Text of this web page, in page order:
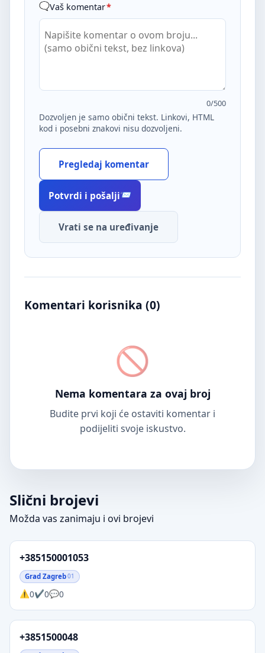
Vaš komentar*
0/500
Dozvoljen je samo obični tekst. Linkovi, HTML
kod i posebni znakovi nisu dozvoljeni.
Pregledaj komentar
Potvrdi i pošalji
Vrati se na uređivanje
Komentari korisnika (0)
Nema komentara za ovaj broj
Budite prvi koji će ostaviti komentar i
podijeliti svoje iskustvo.
Slični brojevi
Možda vas zanimaju i ovi brojevi
+385150001053
Grad Zagreb01
0 0 0
+3851500048